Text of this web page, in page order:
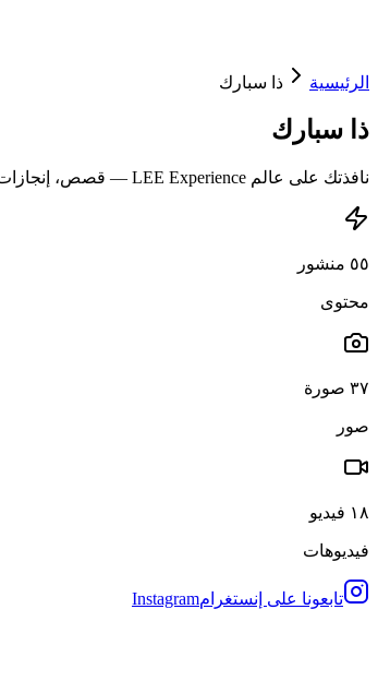
الرئيسية ذا سبارك
ذا سبارك
نافذتك على عالم LEE Experience — قصص، إنجازات، ولحظات ملهمة من برامجنا ومجتمعاتنا.
٥٥ منشور
محتوى
٣٧ صورة
صور
١٨ فيديو
فيديوهات
تابعونا على إنستغرامInstagram